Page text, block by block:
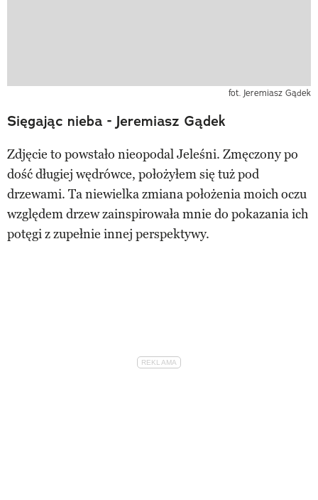
fot. Jeremiasz Gądek
Sięgając nieba - Jeremiasz Gądek
Zdjęcie to powstało nieopodal Jeleśni. Zmęczony po
dość długiej wędrówce, położyłem się tuż pod
drzewami. Ta niewielka zmiana położenia moich oczu
względem drzew zainspirowała mnie do pokazania ich
potęgi z zupełnie innej perspektywy.